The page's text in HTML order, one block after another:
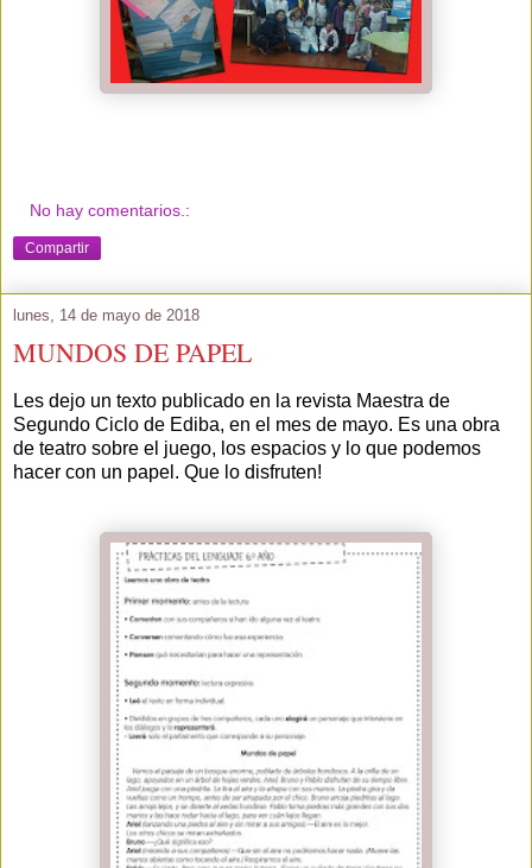
No hay comentarios.:
Compartir
lunes, 14 de mayo de 2018
MUNDOS DE PAPEL
Les dejo un texto publicado en la revista Maestra de
Segundo Ciclo de Ediba, en el mes de mayo. Es una obra
de teatro sobre el juego, los espacios y lo que podemos
hacer con un papel. Que lo disfruten!